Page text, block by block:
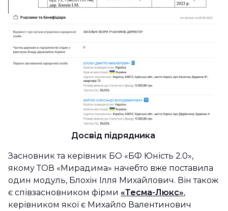
Досвід підрядника
Засновник та керівник БО «БФ Юність 2.0»,
якому ТОВ «Мирадима» начебто вже поставила
один модуль, Блохін Ілля Михайлович. Він також
є співзасновником фірми «Тесма-Люкс»,
керівником якої є Михайло Валентинович